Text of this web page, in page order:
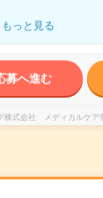
もっと見る
募へ進む
株式会社 メディカルケ